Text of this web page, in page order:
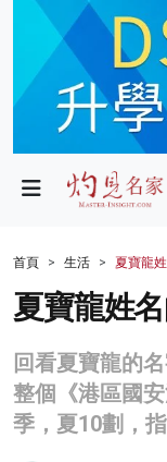
政局
財經
生活
商業
科技
首頁 生活 夏寶龍
夏寶龍姓
回看夏寶龍的
整個《港區國
季，夏10劃，